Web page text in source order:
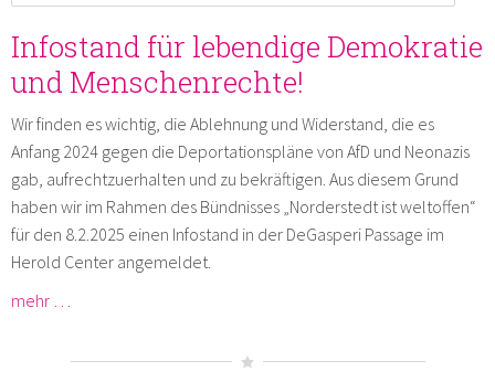
Infostand für lebendige Demokratie
und Menschenrechte!
Wir finden es wichtig, die Ablehnung und Widerstand, die es
Anfang 2024 gegen die Deportationspläne von AfD und Neonazis
gab, aufrechtzuerhalten und zu bekräftigen. Aus diesem Grund
haben wir im Rahmen des Bündnisses „Norderstedt ist weltoffen“
für den 8.2.2025 einen Infostand in der DeGasperi Passage im
Herold Center angemeldet.
mehr …